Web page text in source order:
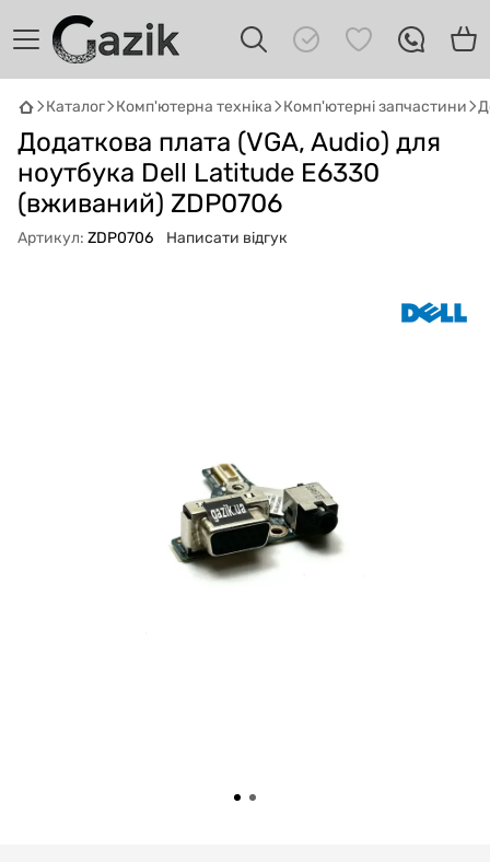
Каталог Комп'ютерна техніка Комп'ютерні запчастини
Додаткова плата (VGA, Audio) для
ноутбука Dell Latitude E6330
(вживаний) ZDP0706
Артикул: ZDP0706 Написати відгук
GAZIKAI
Онлайн · пошук техніки
Привіт! 👋 Я Gazik AI — допоможу
підібрати вживану комп'ютерну техніку.
Що шукаєш?